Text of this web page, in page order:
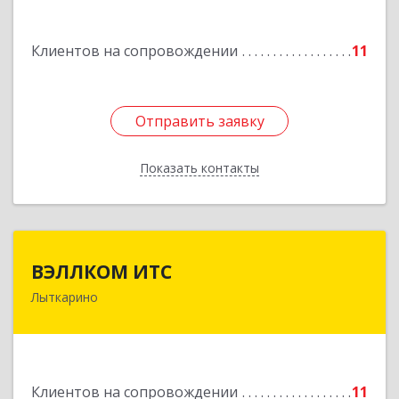
Клиентов на сопровождении 11
Отправить заявку
Показать контакты
Отправить заявку
Назад
ВЭЛЛКОМ ИТС
Лыткарино
Клиентов на сопровождении 11
140081, Московская обл, Лыткарино г.о.,
Подробнее